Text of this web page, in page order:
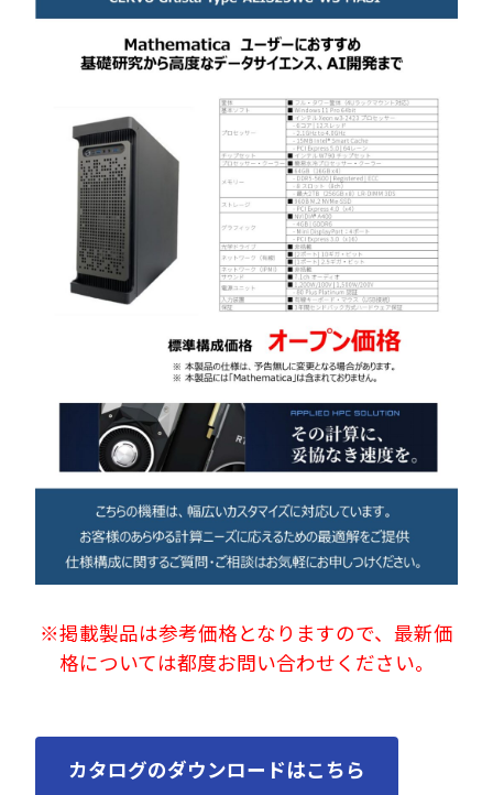
※掲載製品は参考価格となりますので、最新価
格については都度お問い合わせください。
カタログのダウンロードはこちら